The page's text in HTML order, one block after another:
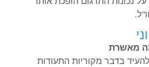
מאשרת
בדבר מקוריות התעודות